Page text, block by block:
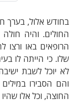
אלול, בערך
והיה חולה
באו ורצו
כי הייתה לו
יוכל לשבת ישיבה
הסבירו במילים
וכל אלו שהיו